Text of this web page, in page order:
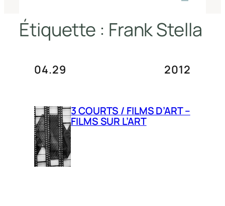
Étiquette : Frank Stella
04.29 2012
3 COURTS / FILMS D’ART –
FILMS SUR L’ART